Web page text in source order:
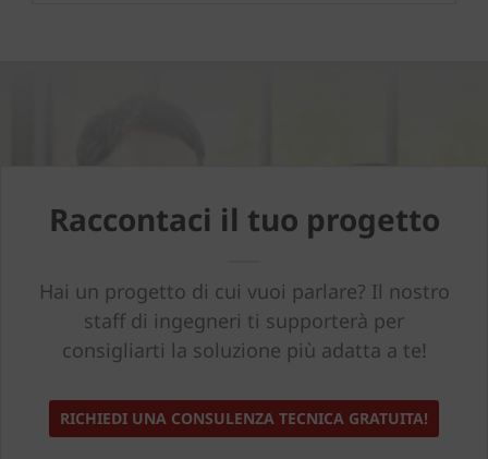
Raccontaci il tuo progetto
Hai un progetto di cui vuoi parlare? Il nostro
staff di ingegneri ti supporterà per
consigliarti la soluzione più adatta a te!
RICHIEDI UNA CONSULENZA TECNICA GRATUITA!